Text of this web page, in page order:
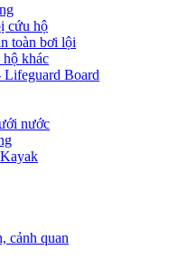
cứu hộ
toàn bơi lội
khác
Board
nước
cảnh quan